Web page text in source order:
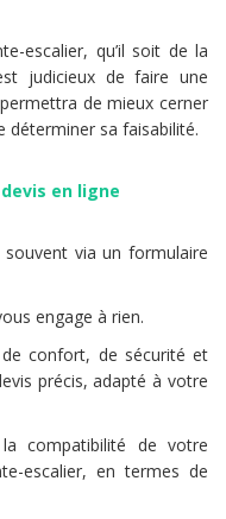
escalier, qu’il soit de la
judicieux de faire une
de mieux cerner
déterminer sa faisabilité.
en ligne
via un formulaire
engage à rien.
confort, de sécurité et
précis, adapté à votre
compatibilité de votre
escalier, en termes de